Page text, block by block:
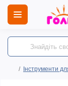
Інструменти